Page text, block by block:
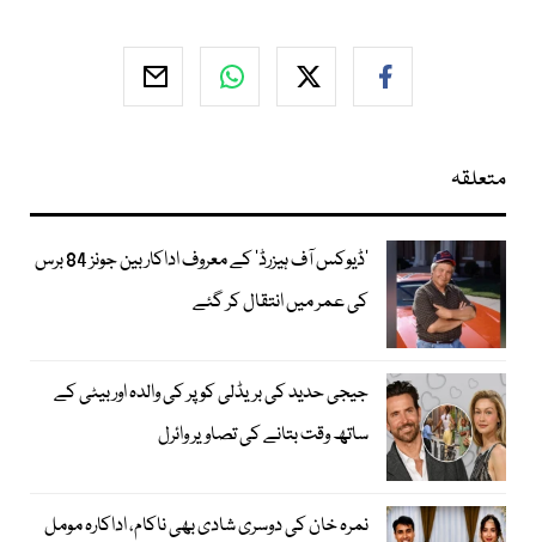
متعلقہ
’ڈیوکس آف ہیزرڈ‘ کے معروف اداکار بین جونز 84 برس
کی عمر میں انتقال کر گئے
جیجی حدید کی بریڈلی کوپر کی والدہ اور بیٹی کے
ساتھ وقت بتانے کی تصاویر وائرل
نمرہ خان کی دوسری شادی بھی ناکام، اداکارہ مومل